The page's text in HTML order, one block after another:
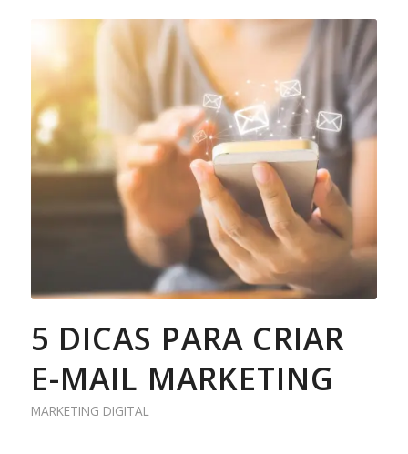
5 DICAS PARA CRIAR
E-MAIL MARKETING
MARKETING DIGITAL